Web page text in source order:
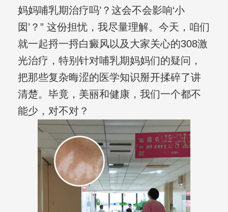
妈妈哺乳期治疗吗’？这会不会影响‘小
囡’？” 这份担忧，我尽量理解。今天，咱们
就一起捋一捋白癜风以及大家关心的308激
光治疗，特别针对哺乳期妈妈们的疑问，
把那些复杂晦涩的医学知识掰开揉碎了讲
清楚。毕竟，美丽和健康，我们一个都不
能少，对不对？